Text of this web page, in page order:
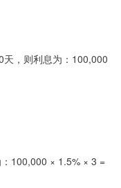
，则利息为：100,000
100,000 × 1.5% × 3 =